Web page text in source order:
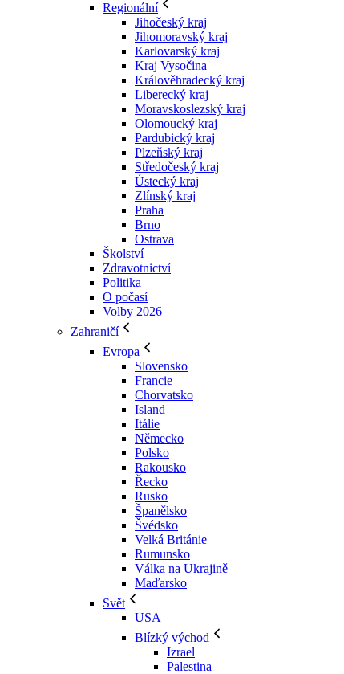
Regionální
Jihočeský kraj
Jihomoravský kraj
Karlovarský kraj
Kraj Vysočina
Králověhradecký kraj
Liberecký kraj
Moravskoslezský kraj
Olomoucký kraj
Pardubický kraj
Plzeňský kraj
Středočeský kraj
Ústecký kraj
Zlínský kraj
Praha
Brno
Ostrava
Školství
Zdravotnictví
Politika
O počasí
Volby 2026
Zahraničí
Evropa
Slovensko
Francie
Chorvatsko
Island
Itálie
Německo
Polsko
Rakousko
Řecko
Rusko
Španělsko
Švédsko
Velká Británie
Rumunsko
Válka na Ukrajině
Maďarsko
Svět
USA
Blízký východ
Izrael
Palestina